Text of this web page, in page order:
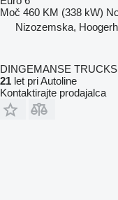
Moč 460 KM (338 kW)
Nizozemska,
DINGEMANSE
21 let pri Autoline
Kontaktirajte prodajalca